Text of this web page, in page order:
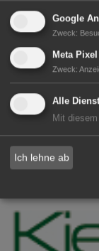
06.
Aug
und
06.
Aug
06.
Aug
GABOT
Google
Zweck:
Meta Pixel
Zweck:
Alle
Mit
Ich lehne ab